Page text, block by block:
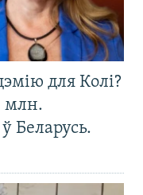
для Колі?
млн.
Беларусь.